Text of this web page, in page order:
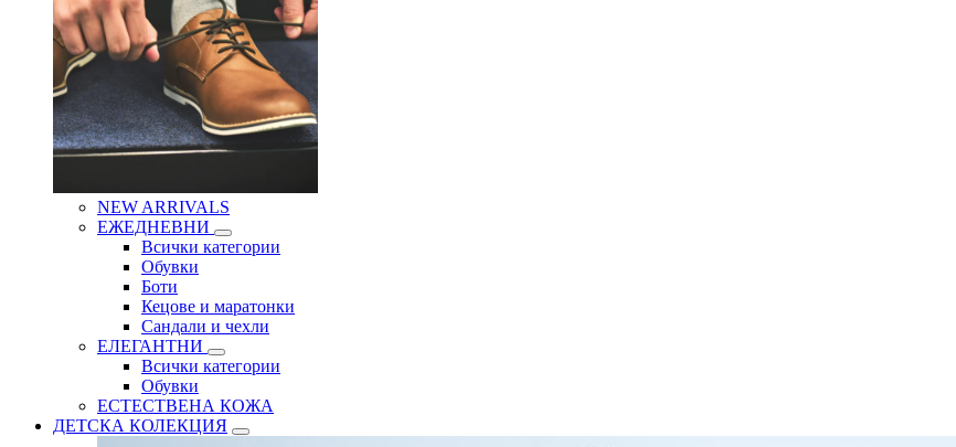
NEW ARRIVALS
ЕЖЕДНЕВНИ
Всички категории
Обувки
Боти
Кецове и маратонки
Сандали и чехли
ЕЛЕГАНТНИ
Всички категории
Обувки
ЕСТЕСТВЕНА КОЖА
ДЕТСКА КОЛЕКЦИЯ